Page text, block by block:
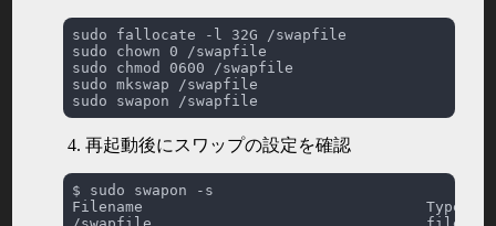
再起動後にスワップの設定を確認